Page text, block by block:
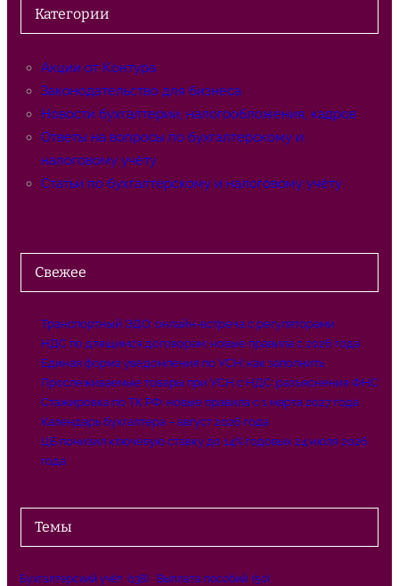
к
Категории
Акции от Контура
Законодательство для бизнеса
Новости бухгалтерии, налогообложения, кадров
Ответы на вопросы по бухгалтерскому и
налоговому учёту
Статьи по бухгалтерскому и налоговому учёту
Свежее
Транспортный ЭДО: онлайн-встреча с регуляторами
НДС по длящимся договорам: новые правила с 2026 года
Единая форма уведомления по УСН: как заполнить
Прослеживаемые товары при УСН с НДС: разъяснения ФНС
Стажировка по ТК РФ: новые правила с 1 марта 2027 года
Календарь бухгалтера – август 2026 года
ЦБ понизил ключевую ставку до 14% годовых 24 июля 2026
года
Темы
Бухгалтерский учёт (138) Выплата пособий (50)